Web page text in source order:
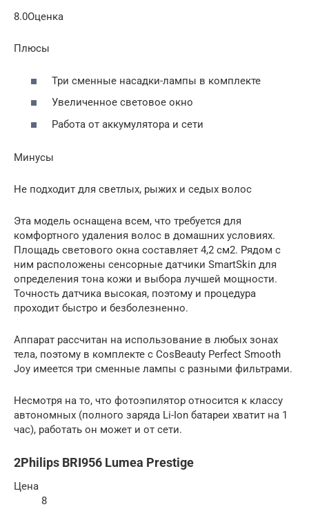
8.0Оценка
Плюсы
Три сменные насадки-лампы в комплекте
Увеличенное световое окно
Работа от аккумулятора и сети
Минусы
Не подходит для светлых, рыжих и седых волос
Эта модель оснащена всем, что требуется для
комфортного удаления волос в домашних условиях.
Площадь светового окна составляет 4,2 см2. Рядом с
ним расположены сенсорные датчики SmartSkin для
определения тона кожи и выбора лучшей мощности.
Точность датчика высокая, поэтому и процедура
проходит быстро и безболезненно.
Аппарат рассчитан на использование в любых зонах
тела, поэтому в комплекте с CosBeauty Perfect Smooth
Joy имеется три сменные лампы с разными фильтрами.
Несмотря на то, что фотоэпилятор относится к классу
автономных (полного заряда Li-Ion батареи хватит на 1
час), работать он может и от сети.
2Philips BRI956 Lumea Prestige
Цена
8